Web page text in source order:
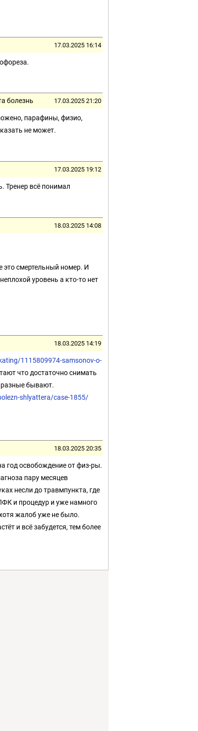
17.03.2025 16:14
болезнь 17.03.2025 21:20
парафины, физио,
не может.
17.03.2025 19:12
Тренер всё понимал
18.03.2025 14:08
это смертельный номер. И
уровень а кто-то нет
18.03.2025 14:19
1115809974-samsonov-o-
что достаточно снимать
разные бывают.
shlyattera/case-1855/
18.03.2025 20:35
год освобождение от физ-ры.
пару месяцев
несли до травмпункта, где
и процедур и уже намного
жалоб уже не было.
и всё забудется, тем более